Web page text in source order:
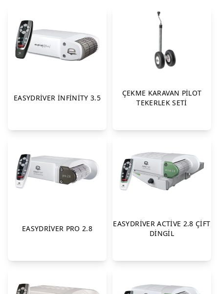
KAPI VE PENCERELER
KARAVAN TENTELERİ
TAVAN HAVALANDIRMA SİSTEMLERİ
KARAVAN GAZ SİSTEMLERİ
KARAVAN AKSESUARLARI
MOBİLYA BİLEŞENLERİ
EASYDRİVER İNFİNİTY 3.5
ÇEKME KARAVAN PİLOT
TEKERLEK SETİ
EASYDRİVER PRO 2.8
EASYDRİVER ACTİVE 2.8 ÇİFT
DİNGİL